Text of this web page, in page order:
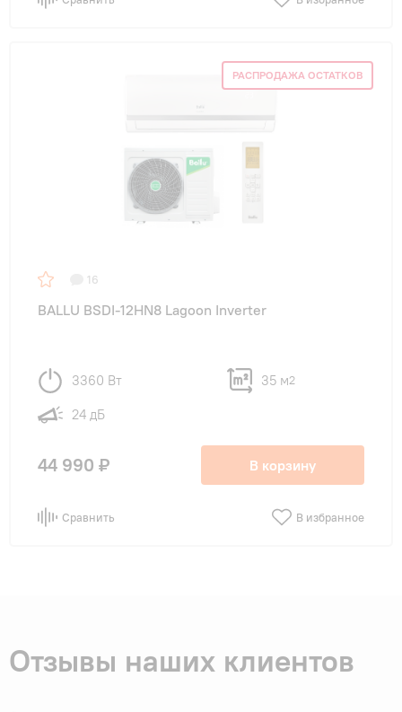
РАСПРОДАЖА ОСТАТКОВ
16
BALLU BSDI-12HN8 Lagoon Inverter
3360 Вт 35 м2
24 дБ
44 990 ₽ В корзину
Сравнить В избранное
Отзывы наших клиентов